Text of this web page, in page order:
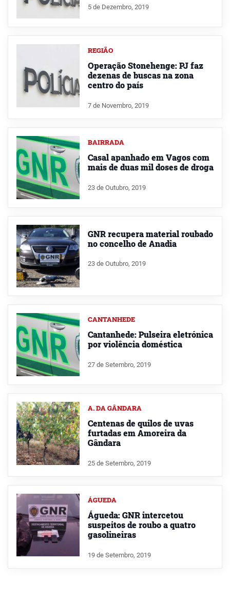
5 de Dezembro, 2019
REGIÃO
Operação Stonehenge: PJ faz
dezenas de buscas na zona
centro do país
7 de Novembro, 2019
BAIRRADA
Casal apanhado em Vagos com
mais de duas mil doses de droga
23 de Outubro, 2019
GNR recupera material roubado
no concelho de Anadia
23 de Outubro, 2019
CANTANHEDE
Cantanhede: Pulseira eletrónica
por violência doméstica
27 de Setembro, 2019
A. DA GÂNDARA
Centenas de quilos de uvas
furtadas em Amoreira da
Gândara
25 de Setembro, 2019
ÁGUEDA
Águeda: GNR intercetou
suspeitos de roubo a quatro
gasolineiras
19 de Setembro, 2019